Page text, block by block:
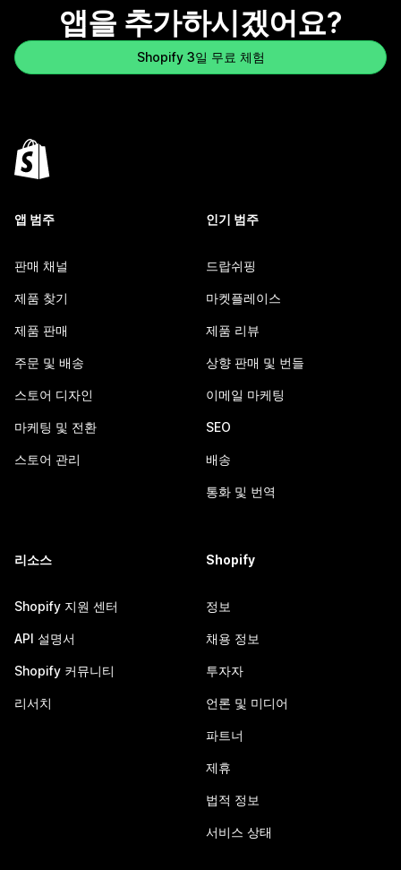
앱을 추가하시겠어요?
Shopify 3일 무료 체험
앱 범주
판매 채널
제품 찾기
제품 판매
주문 및 배송
스토어 디자인
마케팅 및 전환
스토어 관리
인기 범주
드랍쉬핑
마켓플레이스
제품 리뷰
상향 판매 및 번들
이메일 마케팅
SEO
배송
통화 및 번역
리소스
Shopify 지원 센터
API 설명서
Shopify 커뮤니티
리서치
Shopify
정보
채용 정보
투자자
언론 및 미디어
파트너
제휴
법적 정보
서비스 상태